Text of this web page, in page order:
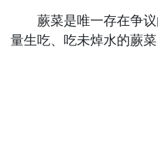
蕨菜是唯一存在争议
量生吃、吃未焯水的蕨